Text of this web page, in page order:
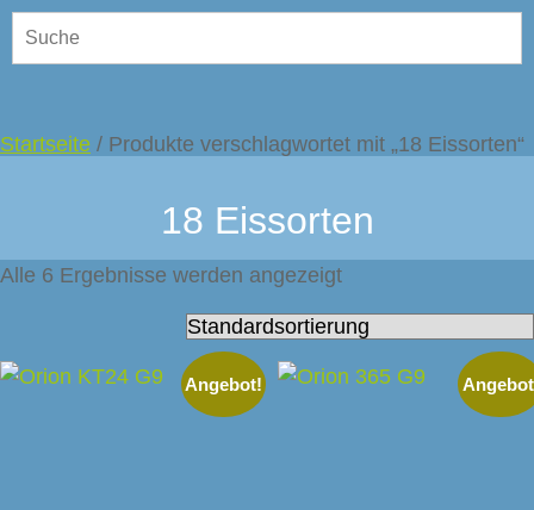
Startseite / Produkte verschlagwortet mit „18 Eissorten“
18 Eissorten
Alle 6 Ergebnisse werden angezeigt
Angebot!